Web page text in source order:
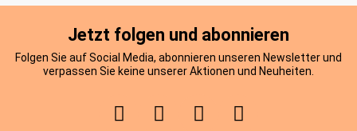
Jetzt folgen und abonnieren
Folgen Sie auf Social Media, abonnieren unseren Newsletter und
verpassen Sie keine unserer Aktionen und Neuheiten.